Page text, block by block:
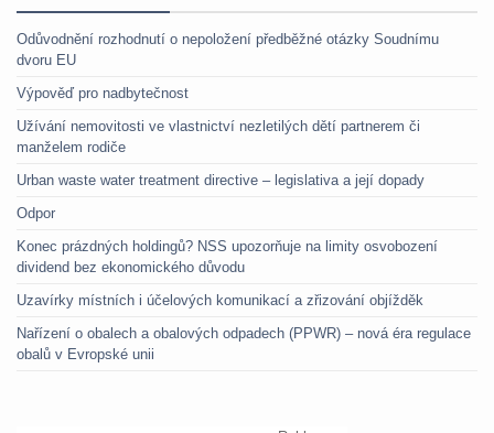
Odůvodnění rozhodnutí o nepoložení předběžné otázky Soudnímu
dvoru EU
Výpověď pro nadbytečnost
Užívání nemovitosti ve vlastnictví nezletilých dětí partnerem či
manželem rodiče
Urban waste water treatment directive – legislativa a její dopady
Odpor
Konec prázdných holdingů? NSS upozorňuje na limity osvobození
dividend bez ekonomického důvodu
Uzavírky místních i účelových komunikací a zřizování objížděk
Nařízení o obalech a obalových odpadech (PPWR) – nová éra regulace
obalů v Evropské unii